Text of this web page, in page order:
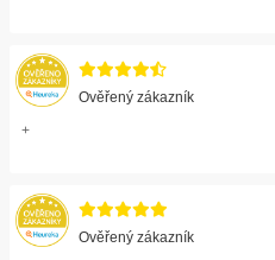
Ověřený zákazník
+
Ověřený zákazník